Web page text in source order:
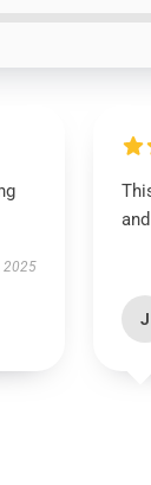
2025
J